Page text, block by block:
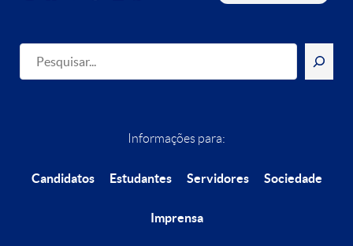
Informações para:
Candidatos Estudantes Servidores Sociedade
Imprensa
Pesquisar